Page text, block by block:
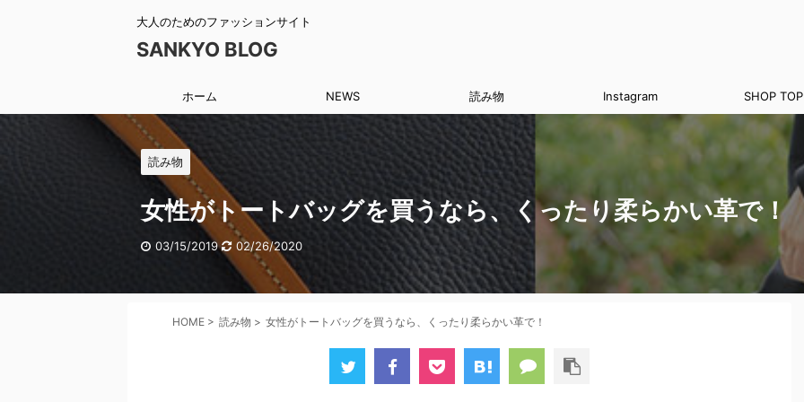
大人のためのファッションサイト
SANKYO BLOG
ホーム NEWS 読み物 Instagram SHOP TOP
読み物
女性がトートバッグを買うなら、くったり柔らかい革で！
03/15/2019 02/26/2020
HOME > 読み物 > 女性がトートバッグを買うなら、くったり柔らかい革で！